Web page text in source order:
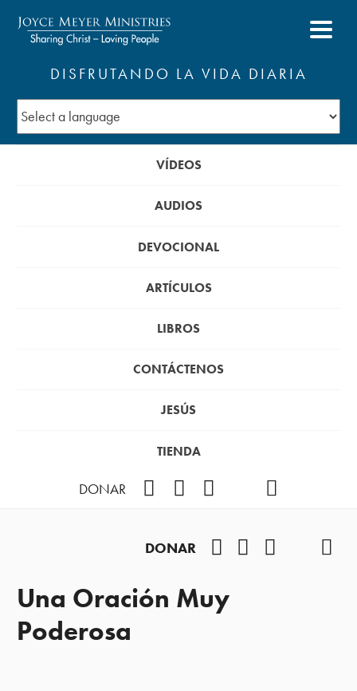
DISFRUTANDO LA VIDA DIARIA
VÍDEOS
AUDIOS
DEVOCIONAL
ARTÍCULOS
LIBROS
CONTÁCTENOS
JESÚS
TIENDA
DONAR
DONAR
Una Oración Muy
Poderosa